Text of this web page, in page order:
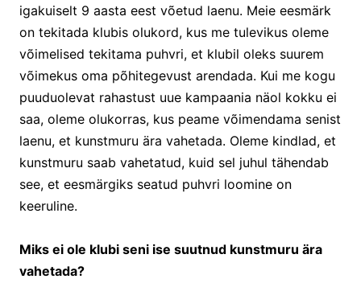
igakuiselt 9 aasta eest võetud laenu. Meie eesmärk
on tekitada klubis olukord, kus me tulevikus oleme
võimelised tekitama puhvri, et klubil oleks suurem
võimekus oma põhitegevust arendada. Kui me kogu
puuduolevat rahastust uue kampaania näol kokku ei
saa, oleme olukorras, kus peame võimendama senist
laenu, et kunstmuru ära vahetada. Oleme kindlad, et
kunstmuru saab vahetatud, kuid sel juhul tähendab
see, et eesmärgiks seatud puhvri loomine on
keeruline.
Miks ei ole klubi seni ise suutnud kunstmuru ära
vahetada?